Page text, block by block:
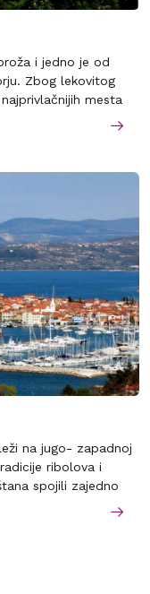
i jedno je od
Zbog lekovitog
mesta
kapaciteti u
blizini mora, u
na jugo- zapadnoj
ribolova i
spojili zajedno
. Istorija ove
blaga